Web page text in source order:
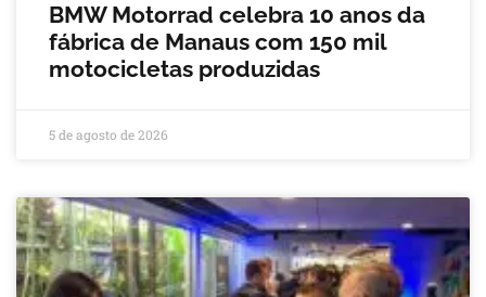
BMW Motorrad celebra 10 anos da
fábrica de Manaus com 150 mil
motocicletas produzidas
5 de agosto de 2026